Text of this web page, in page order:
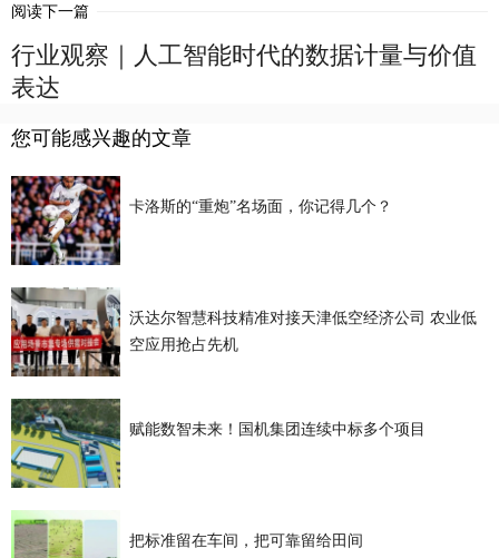
阅读下一篇
行业观察｜人工智能时代的数据计量与价值
表达
您可能感兴趣的文章
卡洛斯的“重炮”名场面，你记得几个？
沃达尔智慧科技精准对接天津低空经济公司 农业低
空应用抢占先机
赋能数智未来！国机集团连续中标多个项目
把标准留在车间，把可靠留给田间